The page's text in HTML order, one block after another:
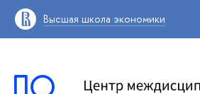
Высшая школа экономики